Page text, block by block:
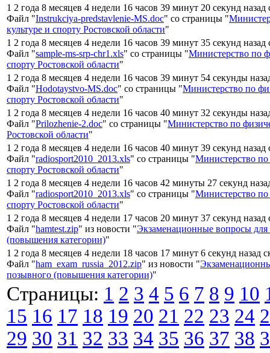
1 2 года 8 месяцев 4 недели 16 часов 39 минут 20 секунд назад
Файл "Instrukciya-predstavlenie-MS.doc" со страницы "
культуре и спорту Ростовской области"
1 2 года 8 месяцев 4 недели 16 часов 39 минут 35 секунд назад
Файл "sample-ms-srp-chr1.xls" со страницы "Министерство по
спорту Ростовской области"
1 2 года 8 месяцев 4 недели 16 часов 39 минут 54 секунды
Файл "Hodotaystvo-MS.doc" со страницы "Министерство по
спорту Ростовской области"
1 2 года 8 месяцев 4 недели 16 часов 40 минут 32 секунды
Файл "Prilozhenie-2.doc" со страницы "Министерство по
Ростовской области"
1 2 года 8 месяцев 4 недели 16 часов 40 минут 39 секунд назад
Файл "radiosport2010_2013.xls" со страницы "Министерство по
спорту Ростовской области"
1 2 года 8 месяцев 4 недели 16 часов 42 минуты 27 секунд
Файл "radiosport2010_2013.xls" со страницы "Министерство по
спорту Ростовской области"
1 2 года 8 месяцев 4 недели 17 часов 20 минут 37 секунд назад
Файл "hamtest.zip" из новости "Экзаменационные вопросы
(повышения категории)"
1 2 года 8 месяцев 4 недели 18 часов 17 минут 6 секунд назад
Файл "ham_exam_russia_2012.zip" из новости "
позывного (повышения категории)"
Страницы: 1 2 3 4 5 6 7 8 9 10
15 16 17 18 19 20 21 22 23 24
29 30 31 32 33 34 35 36 37 38